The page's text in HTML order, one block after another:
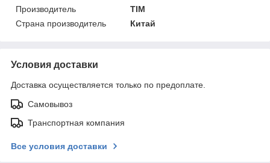
Производитель
TIM
Страна производитель
Китай
Условия доставки
Доставка осуществляется только по предоплате.
Самовывоз
Транспортная компания
Все условия доставки